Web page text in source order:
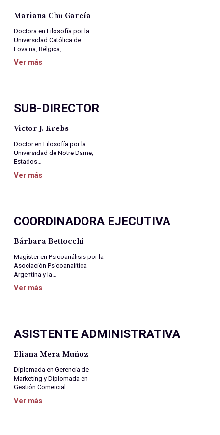
Mariana Chu García
Doctora en Filosofía por la
Universidad Católica de
Lovaina, Bélgica,…
Ver más
SUB-DIRECTOR
Victor J. Krebs
Doctor en Filosofía por la
Universidad de Notre Dame,
Estados…
Ver más
COORDINADORA EJECUTIVA
Bárbara Bettocchi
Magíster en Psicoanálisis por la
Asociación Psicoanalítica
Argentina y la…
Ver más
ASISTENTE ADMINISTRATIVA
Eliana Mera Muñoz
Diplomada en Gerencia de
Marketing y Diplomada en
Gestión Comercial…
Ver más